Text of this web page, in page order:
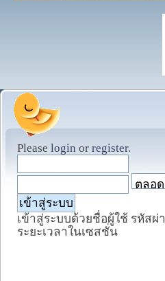
Please login or register.
เข้าสู่ระบบด้วยชื่อผู้ใช้ รหัสผ่
ระยะเวลาในเซสชั่น